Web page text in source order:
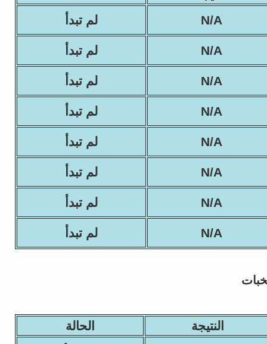
N/A لم تبدأ
N/A لم تبدأ
N/A لم تبدأ
N/A لم تبدأ
N/A لم تبدأ
N/A لم تبدأ
N/A لم تبدأ
N/A لم تبدأ
النتيجة الحالة